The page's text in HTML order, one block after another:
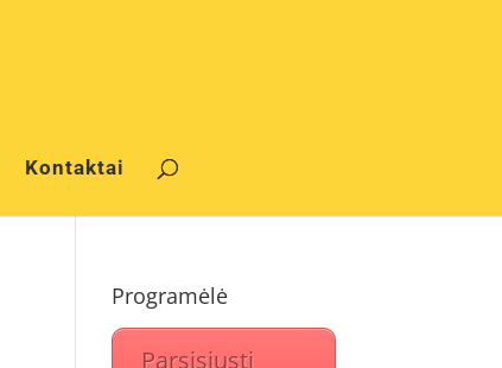
Kontaktai
Programėlė
Parsisiųsti